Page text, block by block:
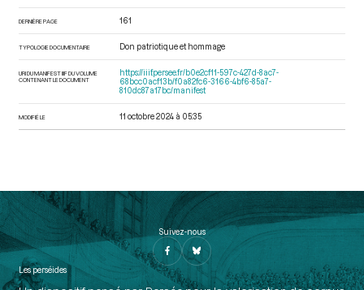
DERNIÈRE PAGE 161
TYPOLOGIE DOCUMENTAIRE Don patriotique et hommage
URI DU MANIFEST IIIF DU VOLUME
CONTENANT LE DOCUMENT
https://iiif.persee.fr/b0e2cf11-597c-427d-8ac7-
68bcc0acf13b/f0a82fc6-3166-4bf6-85a7-
810dc87a17bc/manifest
MODIFIÉ LE 11 octobre 2024 à 05:35
Suivez-nous
Les perséides